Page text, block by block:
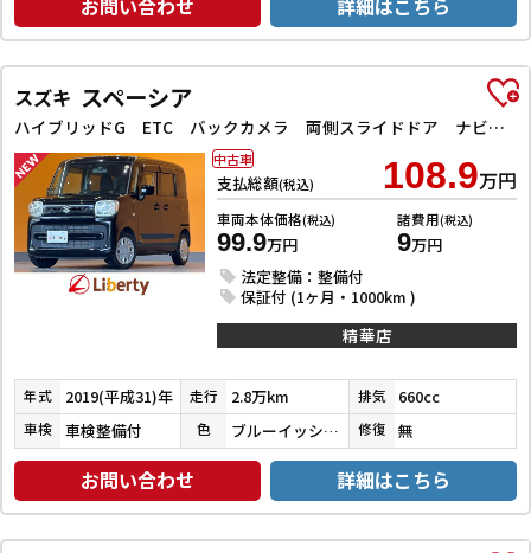
お問い合わせ 詳細はこちら
スズキ スペーシア
ハイブリッドG ETC バックカメラ 両側スライドドア ナビ TV クリアランスソナー レーンアシスト 衝突被害軽減システム オートライト スマートキー アイドリングストップ 電動格納ミラー ベンチシート CVT
支払総額(税込) 108.9万円
車両本体価格(税込)
99.9万円
諸費用(税込)
9万円
法定整備：整備付
保証付 (1ヶ月・1000km )
中古車
精華店
年式 2019(平成31)年 走行 2.8万km 排気 660cc
車検 車検整備付 色 ブルーイッシュブラックパール３ 修復 無
お問い合わせ 詳細はこちら